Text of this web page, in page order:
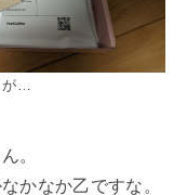
…
。
かなか乙ですな。